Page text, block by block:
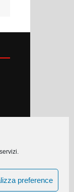
preference